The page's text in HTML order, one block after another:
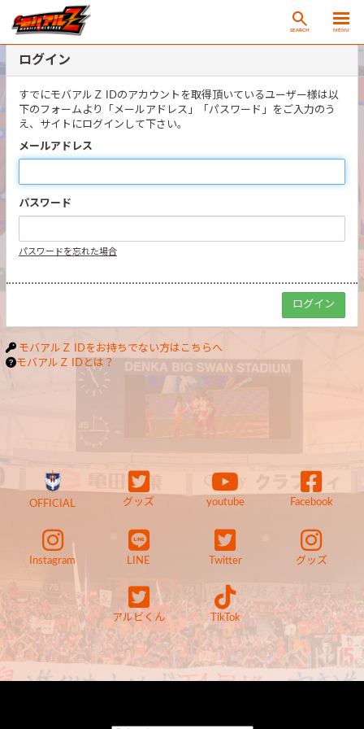
SEARCH MENU
ログイン
すでにモバアルＺ IDのアカウントを取得頂いているユーザー様は以
下のフォームより「メールアドレス」「パスワード」をご入力のう
え、サイトにログインして下さい。
メールアドレス
パスワード
パスワードを忘れた場合
モバアルＺ IDをお持ちでない方はこちらへ
モバアルＺ IDとは？
OFFICIAL グッズ youtube Facebook
Instagram LINE Twitter グッズ
アルビくん TikTok